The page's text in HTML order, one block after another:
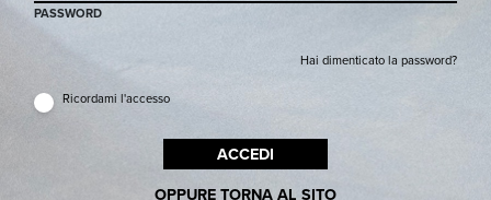
PASSWORD
Hai dimenticato la password?
Ricordami l'accesso
ACCEDI
OPPURE TORNA AL SITO